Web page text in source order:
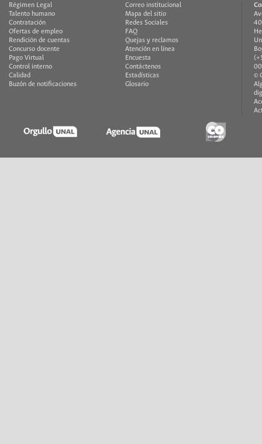
Régimen Legal
Talento humano
Contratación
Ofertas de empleo
Rendición de cuentas
Concurso docente
Pago Virtual
Control interno
Calidad
Buzón de notificaciones
Correo institucional
Mapa del sitio
Redes Sociales
FAQ
Quejas y reclamos
Atención en línea
Encuesta
Contáctenos
Estadísticas
Glosario
©